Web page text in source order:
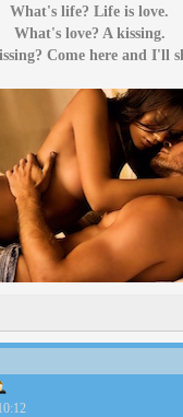
.What's life? Life is love
.What's love? A kissing